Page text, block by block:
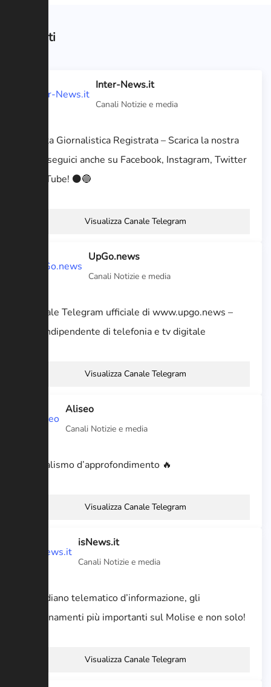
Correlati
Inter-News.it
Canali Notizie e media
Testata Giornalistica Registrata – Scarica la nostra
app e seguici anche su Facebook, Instagram, Twitter
e YouTube! ⚫️🔵
Visualizza Canale Telegram
UpGo.news
Canali Notizie e media
Il Canale Telegram ufficiale di www.upgo.news –
blog indipendente di telefonia e tv digitale
Visualizza Canale Telegram
Aliseo
Canali Notizie e media
Giornalismo d’approfondimento 🔥
Visualizza Canale Telegram
isNews.it
Canali Notizie e media
Quotidiano telematico d’informazione, gli
aggiornamenti più importanti sul Molise e non solo!
Visualizza Canale Telegram